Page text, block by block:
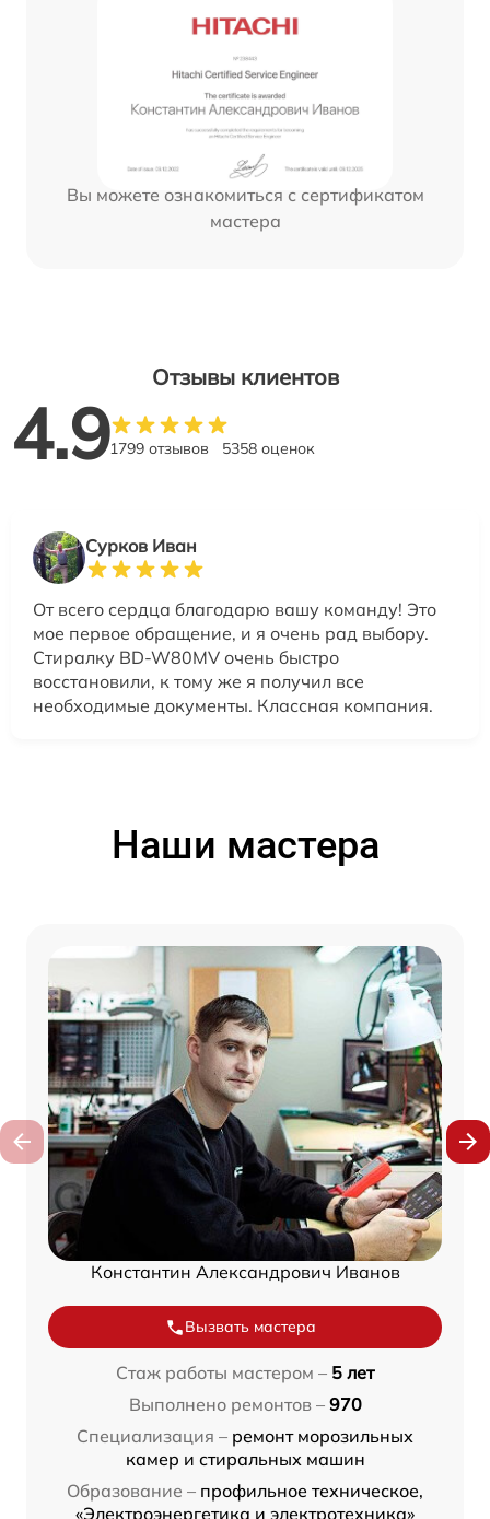
Вы можете ознакомиться с сертификатом
мастера
Отзывы клиентов
4.91799 отзывов 5358 оценок
Сурков Иван
От всего сердца благодарю вашу команду! Это
мое первое обращение, и я очень рад выбору.
Стиралку BD-W80MV очень быстро
восстановили, к тому же я получил все
необходимые документы. Классная компания.
Наши мастера
Константин Александрович Иванов
Вызвать мастера
Стаж работы мастером – 5 лет
Выполнено ремонтов – 970
Специализация – ремонт морозильных
камер и стиральных машин
Образование – профильное техническое,
«Электроэнергетика и электротехника»